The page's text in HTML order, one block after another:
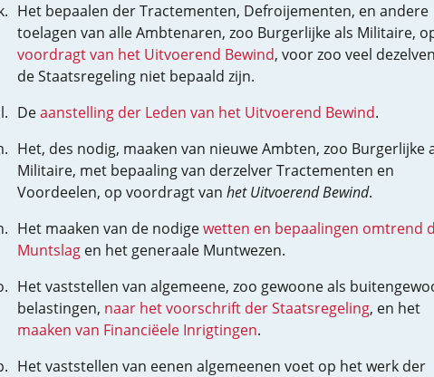
Het bepaalen der Tractementen, Defroijementen, en andere
toelagen van alle Ambtenaren, zoo Burgerlijke als Militaire,
voordragt van het Uitvoerend Bewind, voor zoo veel
de Staatsregeling niet bepaald zijn.
Deaanstelling der Leden van het Uitvoerend Bewind.
Het, des nodig, maaken van nieuwe Ambten, zoo Burgerlijke
Militaire, met bepaaling van derzelver Tractementen en
Voordeelen, op voordragt van het Uitvoerend Bewind.
Het maaken van de nodigewetten en bepaalingen omtrend
Muntslagen het generaale Muntwezen.
Het vaststellen van algemeene, zoo gewoone als
belastingen, naar het voorschrift der Staatsregeling, en het
maaken van Financiëele Inrigtingen.
Het vaststellen van eenen algemeenen voet op het werk der